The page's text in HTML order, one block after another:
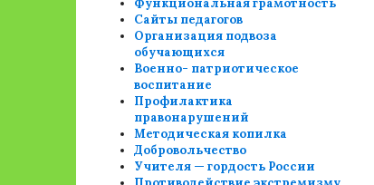
Функциональная грамотность
Сайты педагогов
Организация подвоза
обучающихся
Военно- патриотическое
воспитание
Профилактика
правонарушений
Методическая копилка
Добровольчество
Учителя — гордость России